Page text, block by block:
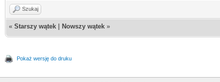
Szukaj
« Starszy wątek Nowszy wątek »
Pokaż wersję do druku